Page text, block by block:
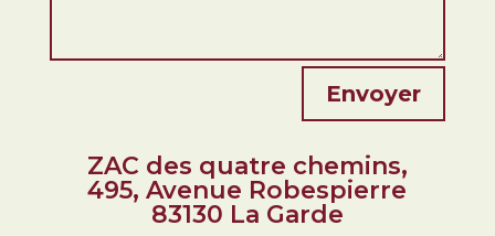
Envoyer
ZAC des quatre chemins,
495, Avenue Robespierre
83130 La Garde